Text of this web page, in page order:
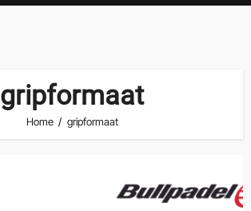
gripformaat
Home gripformaat